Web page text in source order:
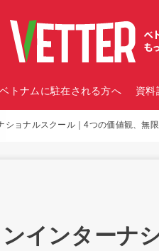
トナムに駐在される方へ 資料
ショナルスクール｜4つの価値観、無
インターナ